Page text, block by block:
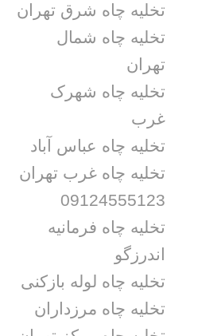
تخلیه چاه شرق تهران
تخلیه چاه شمال
تهران
تخلیه چاه شهرک
غرب
تخلیه چاه عباس آباد
تخلیه چاه غرب تهران
09124555123
تخلیه چاه فرمانیه
اندرزگو
تخلیه چاه لوله بازکنی
تخلیه چاه مرزداران